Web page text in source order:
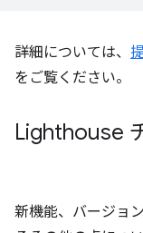
詳細については、
をご覧ください。
Lighthouse
新機能、バージョ